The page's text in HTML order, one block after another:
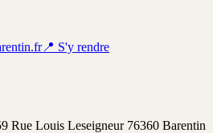
📍 S'y rendre
Rue Louis Leseigneur 76360 Barentin